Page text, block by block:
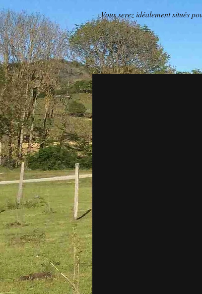
Vous serez idéalement situés